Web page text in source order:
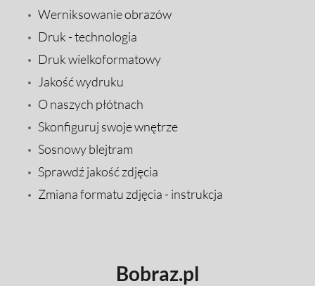
Werniksowanie obrazów
Druk - technologia
Druk wielkoformatowy
Jakość wydruku
O naszych płótnach
Skonfiguruj swoje wnętrze
Sosnowy blejtram
Sprawdź jakość zdjęcia
Zmiana formatu zdjęcia - instrukcja
Bobraz.pl